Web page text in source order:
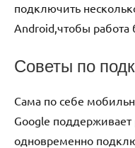
подключить
Android,чтобы
Советы по
Сама по себе
Google поддерживает
одновременно